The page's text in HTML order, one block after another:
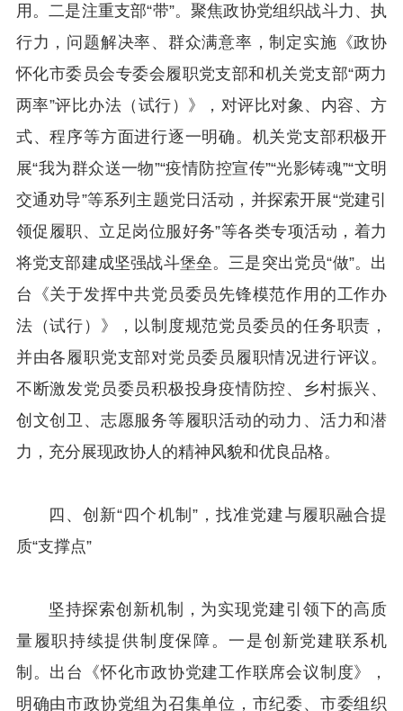
用。二是注重支部“带”。聚焦政协党组织战斗力、执
行力，问题解决率、群众满意率，制定实施《政协
怀化市委员会专委会履职党支部和机关党支部“两力
两率”评比办法（试行）》，对评比对象、内容、方
式、程序等方面进行逐一明确。机关党支部积极开
展“我为群众送一物”“疫情防控宣传”“光影铸魂”“文明
交通劝导”等系列主题党日活动，并探索开展“党建引
领促履职、立足岗位服好务”等各类专项活动，着力
将党支部建成坚强战斗堡垒。三是突出党员“做”。出
台《关于发挥中共党员委员先锋模范作用的工作办
法（试行）》，以制度规范党员委员的任务职责，
并由各履职党支部对党员委员履职情况进行评议。
不断激发党员委员积极投身疫情防控、乡村振兴、
创文创卫、志愿服务等履职活动的动力、活力和潜
力，充分展现政协人的精神风貌和优良品格。
四、创新“四个机制”，找准党建与履职融合提
质“支撑点”
坚持探索创新机制，为实现党建引领下的高质
量履职持续提供制度保障。一是创新党建联系机
制。出台《怀化市政协党建工作联席会议制度》，
明确由市政协党组为召集单位，市纪委、市委组织